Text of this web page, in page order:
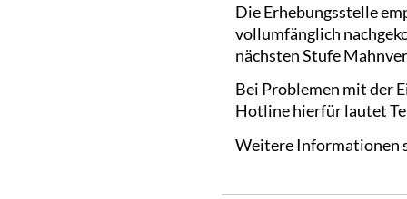
Die Erhebungsstelle
vollumfänglich
nächsten Stufe
Bei Problemen mit der
Hotline hierfür lautet
Weitere Informationen